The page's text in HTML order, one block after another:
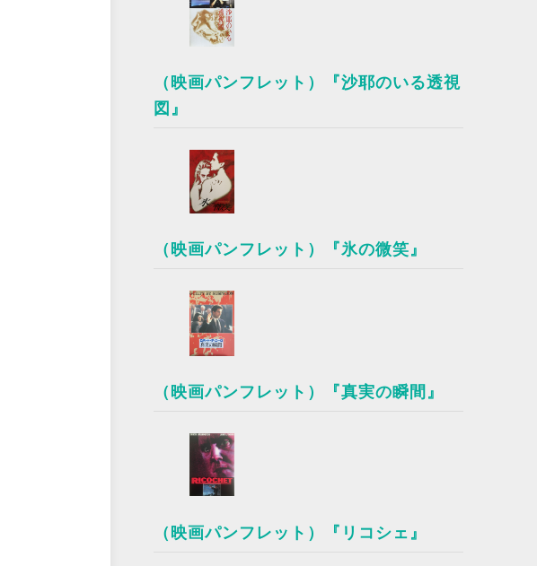
（映画パンフレット）『沙耶のいる透視
図』
（映画パンフレット）『氷の微笑』
（映画パンフレット）『真実の瞬間』
（映画パンフレット）『リコシェ』